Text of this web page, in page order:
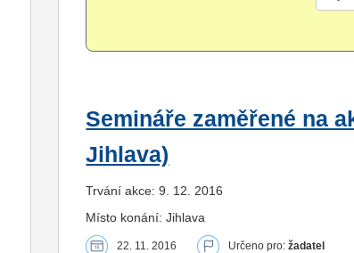
Semináře zaměřené na
Jihlava)
Trvání akce: 9. 12. 2016
Místo konání: Jihlava
22. 11. 2016 Určeno pro:žadatel